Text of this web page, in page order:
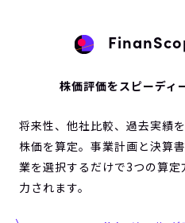
株価評価をスピーディ
将来性、他社比較、過去実績
株価を算定。事業計画と決算
業を選択するだけで3つの算
力されます。